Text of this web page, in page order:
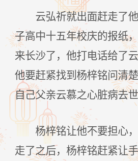
云弘祈就出面赶走了
子高中十五年校庆的报纸
来长沙了，他打电话给了
他要赶紧找到杨梓铭问清
自己父亲云慕之心脏病去
杨梓铭让他不要担心
走了之后，杨梓铭赶紧让